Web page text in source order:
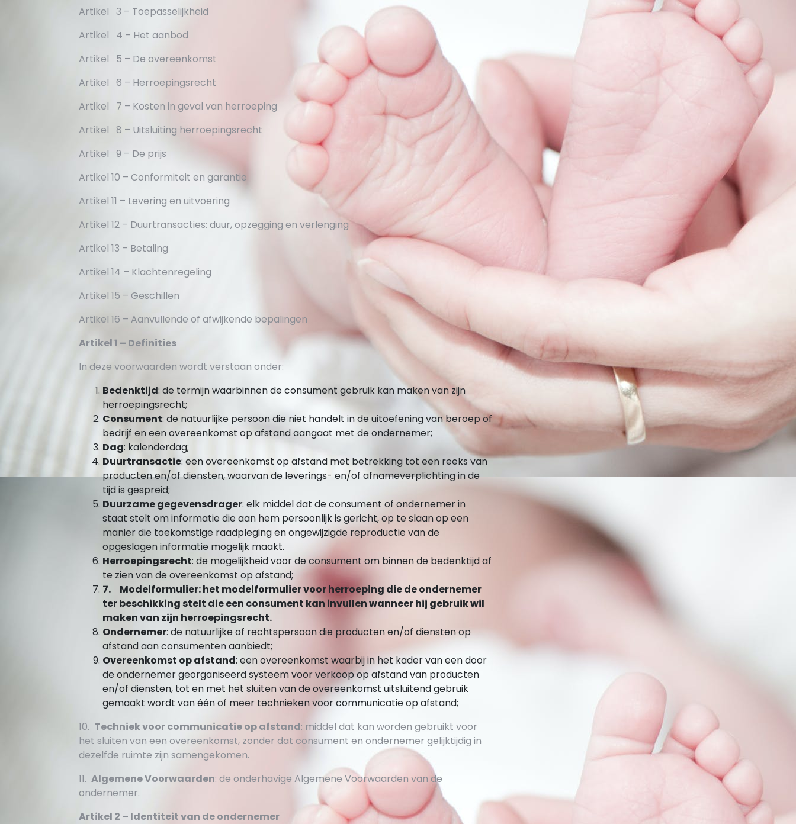
Artikel 3 – Toepasselijkheid
Artikel 4 – Het aanbod
Artikel 5 – De overeenkomst
Artikel 6 – Herroepingsrecht
Artikel 7 – Kosten in geval van herroeping
Artikel 8 – Uitsluiting herroepingsrecht
Artikel 9 – De prijs
Artikel 10 – Conformiteit en garantie
Artikel 11 – Levering en uitvoering
Artikel 12 – Duurtransacties: duur, opzegging en verlenging
Artikel 13 – Betaling
Artikel 14 – Klachtenregeling
Artikel 15 – Geschillen
Artikel 16 – Aanvullende of afwijkende bepalingen
Artikel 1 – Definities
In deze voorwaarden wordt verstaan onder:
Bedenktijd: de termijn waarbinnen de consument gebruik kan maken van zijn
herroepingsrecht;
Consument: de natuurlijke persoon die niet handelt in de uitoefening van beroep of
bedrijf en een overeenkomst op afstand aangaat met de ondernemer;
Dag: kalenderdag;
Duurtransactie: een overeenkomst op afstand met betrekking tot een reeks van
producten en/of diensten, waarvan de leverings- en/of afnameverplichting in de
tijd is gespreid;
Duurzame gegevensdrager: elk middel dat de consument of ondernemer in
staat stelt om informatie die aan hem persoonlijk is gericht, op te slaan op een
manier die toekomstige raadpleging en ongewijzigde reproductie van de
opgeslagen informatie mogelijk maakt.
Herroepingsrecht: de mogelijkheid voor de consument om binnen de bedenktijd af
te zien van de overeenkomst op afstand;
7. Modelformulier: het modelformulier voor herroeping die de ondernemer
ter beschikking stelt die een consument kan invullen wanneer hij gebruik wil
maken van zijn herroepingsrecht.
Ondernemer: de natuurlijke of rechtspersoon die producten en/of diensten op
afstand aan consumenten aanbiedt;
Overeenkomst op afstand: een overeenkomst waarbij in het kader van een door
de ondernemer georganiseerd systeem voor verkoop op afstand van producten
en/of diensten, tot en met het sluiten van de overeenkomst uitsluitend gebruik
gemaakt wordt van één of meer technieken voor communicatie op afstand;
10. Techniek voor communicatie op afstand: middel dat kan worden gebruikt voor
het sluiten van een overeenkomst, zonder dat consument en ondernemer gelijktijdig in
dezelfde ruimte zijn samengekomen.
11. Algemene Voorwaarden: de onderhavige Algemene Voorwaarden van de
ondernemer.
Artikel 2 – Identiteit van de ondernemer